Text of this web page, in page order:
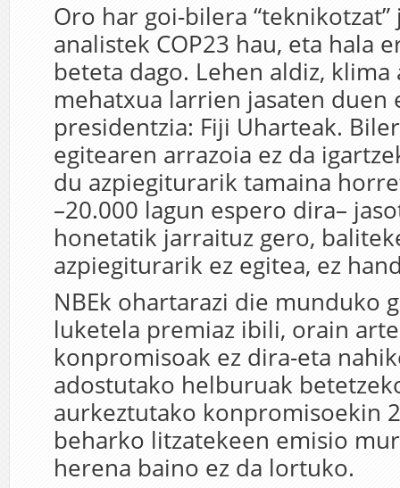
Oro har goi-bilera
analistek COP23 hau, eta hala
beteta dago. Lehen aldiz,
mehatxua larrien jasaten duen
presidentzia: Fiji Uharteak.
egitearen arrazoia ez da
du azpiegiturarik tamaina
–20.000 lagun espero dira–
honetatik jarraituz gero,
azpiegiturarik ez egitea, ez
NBEk ohartarazi die munduko
luketela premiaz ibili, orain
konpromisoak ez dira-eta
adostutako helburuak
aurkeztutako konpromisoekin
beharko litzatekeen emisio
herena baino ez da lortuko.